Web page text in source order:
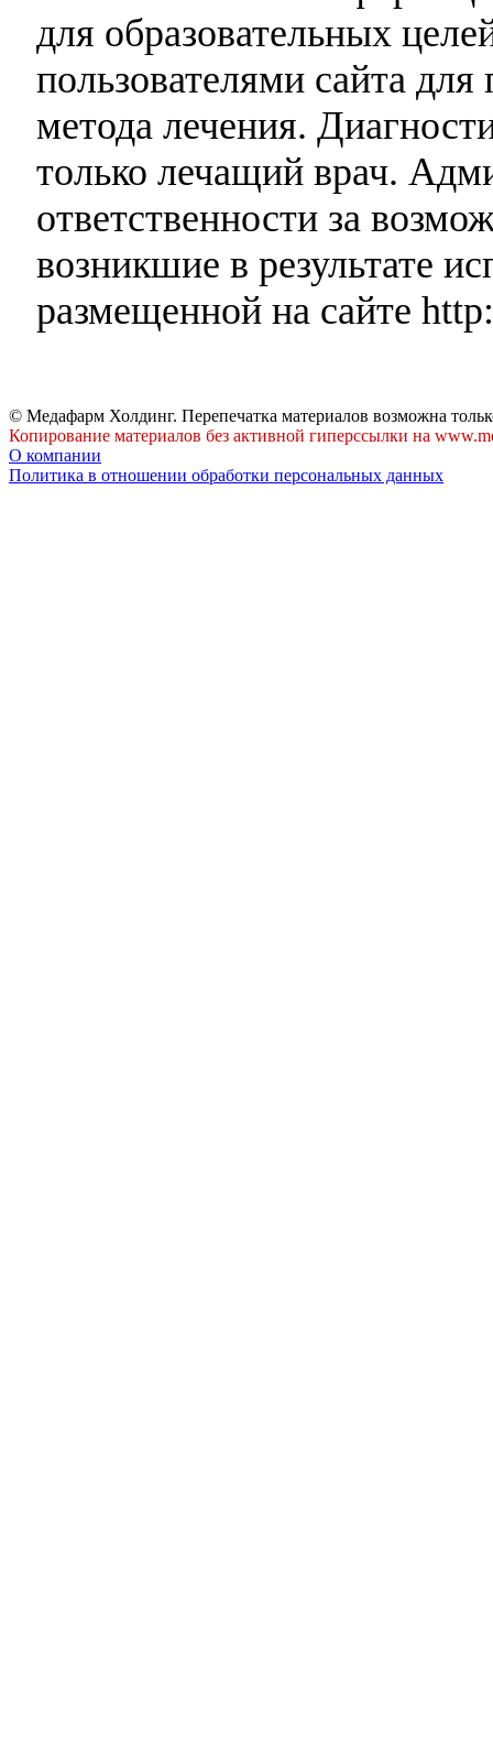
для образовательных
пользователями сайта
метода лечения.
только лечащий врач.
ответственности за
возникшие в результате
размещенной на сайте
© Медафарм Холдинг. Перепечатка материалов возможна
Копирование материалов без активной гиперссылки на
О компании
Политика в отношении обработки персональных данных